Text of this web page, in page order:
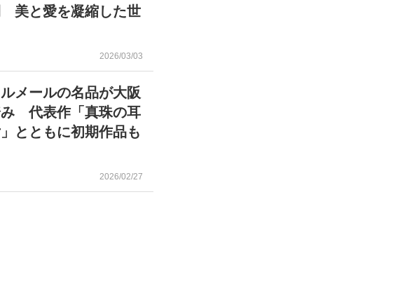
美と愛を凝縮した世
2026/03/03
メールの名品が大阪
み 代表作「真珠の耳
とともに初期作品も
2026/02/27